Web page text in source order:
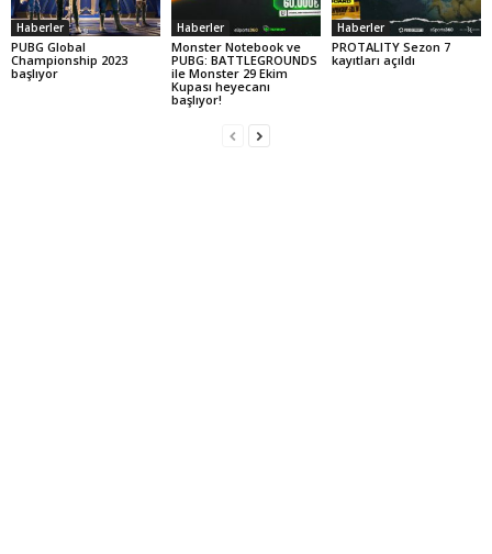
Haberler
PUBG Global
Championship 2023
başlıyor
Haberler
Monster Notebook ve
PUBG: BATTLEGROUNDS
ile Monster 29 Ekim
Kupası heyecanı
başlıyor!
Haberler
PROTALITY Sezon 7
kayıtları açıldı